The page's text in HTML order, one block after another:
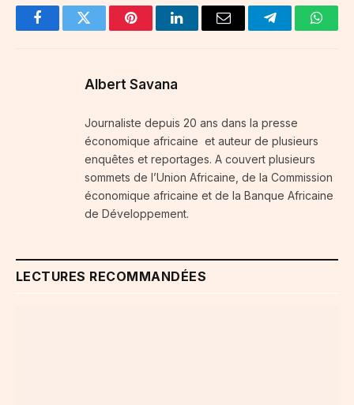
FacebookTwitter PinterestLinkedInEmail Telegram
Albert Savana
Journaliste depuis 20 ans dans la presse
économique africaine et auteur de plusieurs
enquêtes et reportages. A couvert plusieurs
sommets de l’Union Africaine, de la Commission
économique africaine et de la Banque Africaine
de Développement.
LECTURES RECOMMANDÉES